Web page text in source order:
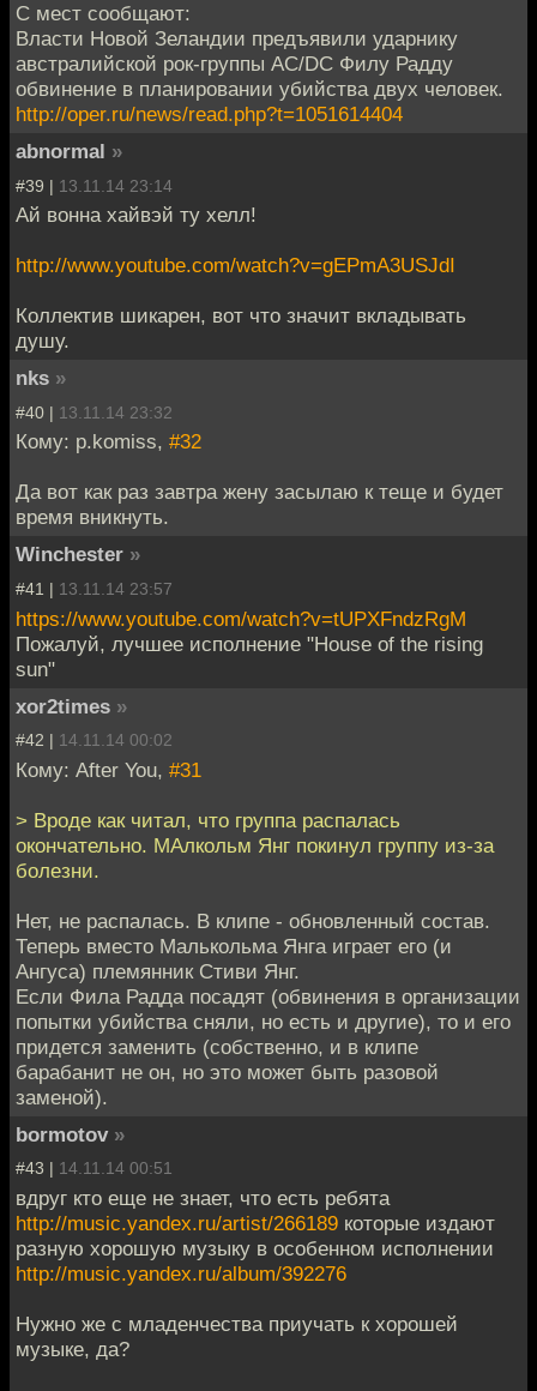
С мест сообщают:
Власти Новой Зеландии предъявили ударнику
австралийской рок-группы AC/DC Филу Радду
обвинение в планировании убийства двух человек.
http://oper.ru/news/read.php?t=1051614404
abnormal »
#39 | 13.11.14 23:14
Ай вонна хайвэй ту хелл!
http://www.youtube.com/watch?v=gEPmA3USJdI
Коллектив шикарен, вот что значит вкладывать
душу.
nks »
#40 | 13.11.14 23:32
Кому: p.komiss, #32
Да вот как раз завтра жену засылаю к теще и будет
время вникнуть.
Winchester »
#41 | 13.11.14 23:57
https://www.youtube.com/watch?v=tUPXFndzRgM
Пожалуй, лучшее исполнение "House of the rising
sun"
xor2times »
#42 | 14.11.14 00:02
Кому: After You, #31
> Вроде как читал, что группа распалась
окончательно. МАлкольм Янг покинул группу из-за
болезни.
Нет, не распалась. В клипе - обновленный состав.
Теперь вместо Малькольма Янга играет его (и
Ангуса) племянник Стиви Янг.
Если Фила Радда посадят (обвинения в организации
попытки убийства сняли, но есть и другие), то и его
придется заменить (собственно, и в клипе
барабанит не он, но это может быть разовой
заменой).
bormotov »
#43 | 14.11.14 00:51
вдруг кто еще не знает, что есть ребята
http://music.yandex.ru/artist/266189 которые издают
разную хорошую музыку в особенном исполнении
http://music.yandex.ru/album/392276
Нужно же с младенчества приучать к хорошей
музыке, да?